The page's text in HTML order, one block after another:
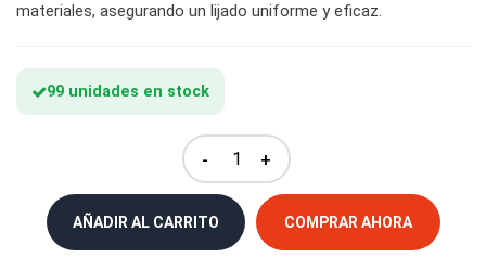
materiales, asegurando un lijado uniforme y eficaz.
99 unidades en stock
- +
AÑADIR AL CARRITO COMPRAR AHORA